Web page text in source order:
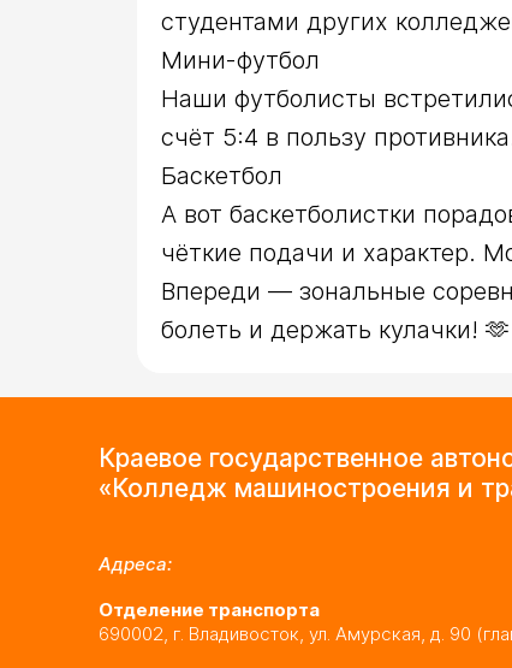
студентами других
Мини-футбол
Наши футболисты
счёт 5:4 в пользу
Баскетбол
А вот баскетболистки
чёткие подачи и характер.
Впереди — зональные
болеть и держать кулачки! 🫶
Краевое государственное
«Колледж машиностроения и
Адреса:
Отделение транспорта
690002, г. Владивосток, ул. Амурская, д. 90